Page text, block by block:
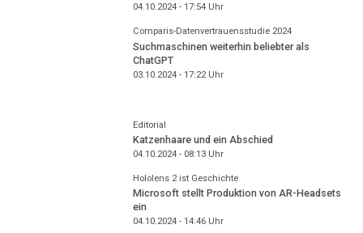
04.10.2024 - 17:54Uhr
Comparis-Datenvertrauensstudie 2024
Suchmaschinen weiterhin beliebter als
ChatGPT
03.10.2024 - 17:22Uhr
Editorial
Katzenhaare und ein Abschied
04.10.2024 - 08:13Uhr
Hololens 2 ist Geschichte
Microsoft stellt Produktion von AR-Headsets
ein
04.10.2024 - 14:46Uhr